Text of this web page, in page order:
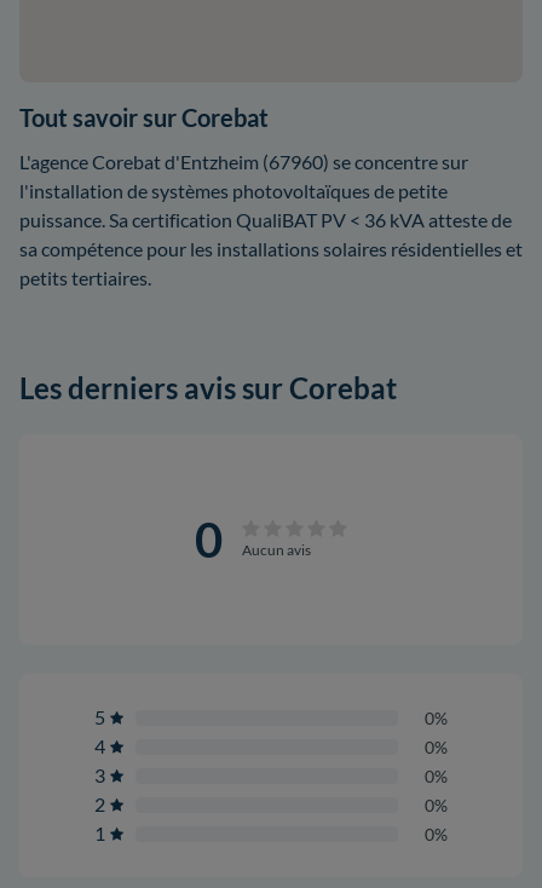
Tout savoir sur Corebat
L'agence Corebat d'Entzheim (67960) se concentre sur
l'installation de systèmes photovoltaïques de petite
puissance. Sa certification QualiBAT PV < 36 kVA atteste de
sa compétence pour les installations solaires résidentielles et
petits tertiaires.
Les derniers avis sur Corebat
0 Aucun avis
5 0%
4 0%
3 0%
2 0%
1 0%